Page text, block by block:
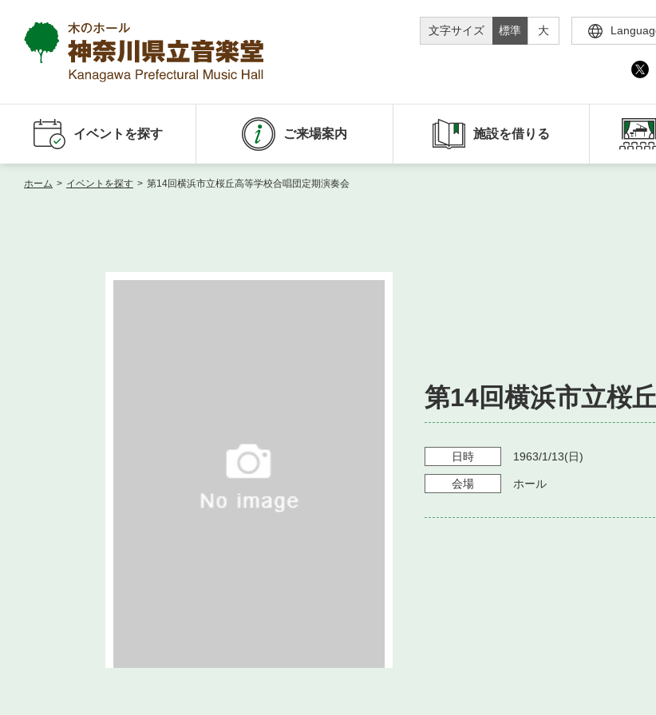
文字サイズ 標準 大
イベントを探す ご来場案内 施設を借りる
ホーム > イベントを探す > 第14回横浜市立桜丘高等学校合唱団定期演奏会
第14回横浜市立桜
日時 1963/1/13(日)
会場 ホール